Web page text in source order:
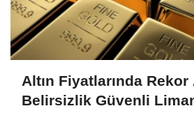
Altın Fiyatlarında
Belirsizlik Güvenli